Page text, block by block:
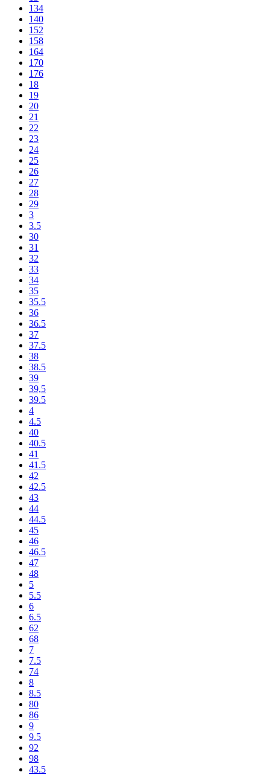
134
140
152
158
164
170
176
18
19
20
21
22
23
24
25
26
27
28
29
3
3.5
30
31
32
33
34
35
35.5
36
36.5
37
37.5
38
38.5
39
39,5
39.5
4
4.5
40
40.5
41
41.5
42
42.5
43
44
44.5
45
46
46.5
47
48
5
5.5
6
6.5
62
68
7
7.5
74
8
8.5
80
86
9
9.5
92
98
43.5